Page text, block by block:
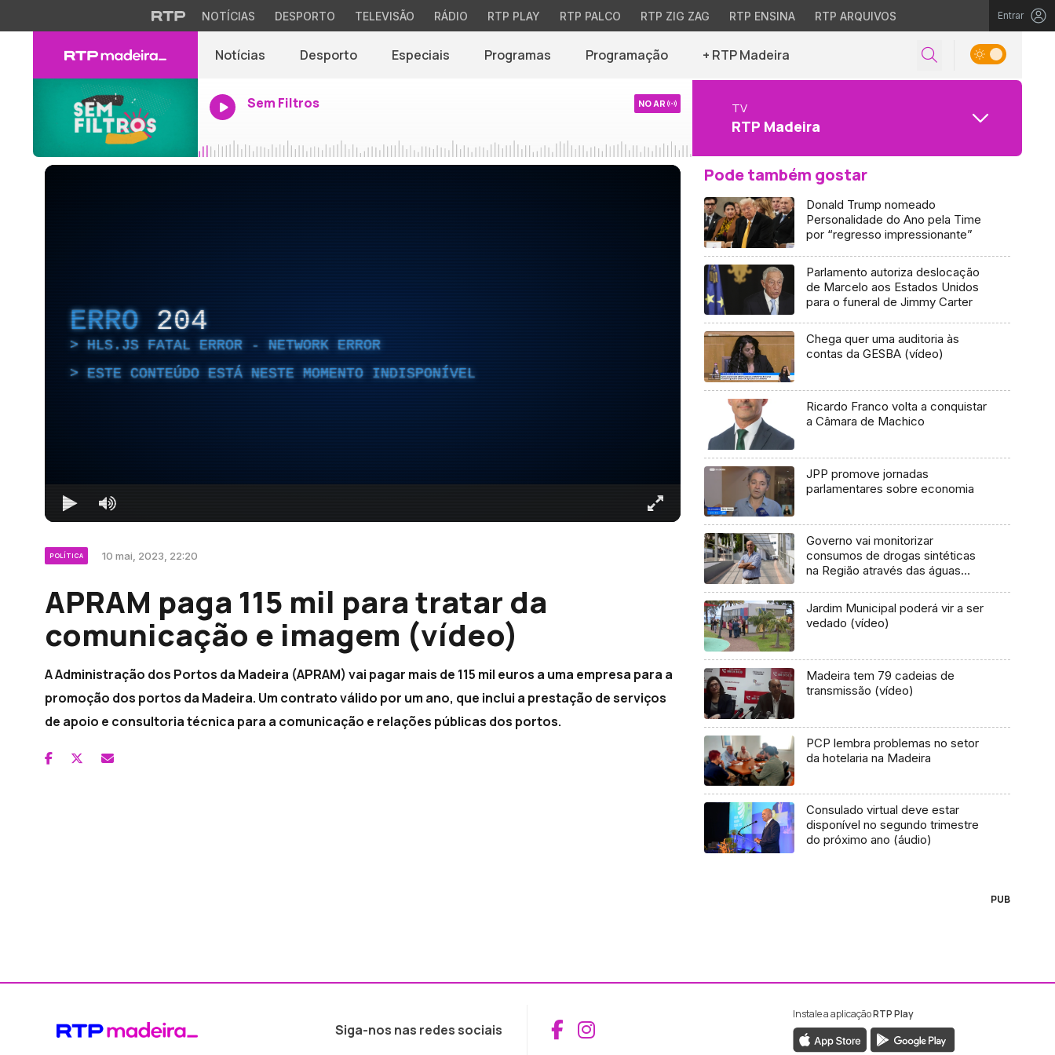
NOTÍCIAS DESPORTO TELEVISÃO RÁDIO RTP PLAY RTP PALCO RTP ZIG ZAG RTP ENSINA RTP ARQUIVOS Entrar
Notícias Desporto Especiais Programas Programação + RTP Madeira
Sem Filtros NO AR TV
RTP Madeira
ERRO 204
HLS.JS FATAL ERROR - NETWORK ERROR
ESTE CONTEÚDO ESTÁ NESTE MOMENTO INDISPONÍVEL
POLÍTICA 10 mai, 2023, 22:20
APRAM paga 115 mil para tratar da
comunicação e imagem (vídeo)
A Administração dos Portos da Madeira (APRAM) vai pagar mais de 115 mil euros a uma empresa para a
promoção dos portos da Madeira. Um contrato válido por um ano, que inclui a prestação de serviços
de apoio e consultoria técnica para a comunicação e relações públicas dos portos.
Pode também gostar
Donald Trump nomeado
Personalidade do Ano pela Time
por “regresso impressionante”
Parlamento autoriza deslocação
de Marcelo aos Estados Unidos
para o funeral de Jimmy Carter
Chega quer uma auditoria às
contas da GESBA (vídeo)
Ricardo Franco volta a conquistar
a Câmara de Machico
JPP promove jornadas
parlamentares sobre economia
Governo vai monitorizar
consumos de drogas sintéticas
na Região através das águas
Jardim Municipal poderá vir a ser
vedado (vídeo)
Madeira tem 79 cadeias de
transmissão (vídeo)
PCP lembra problemas no setor
da hotelaria na Madeira
Consulado virtual deve estar
disponível no segundo trimestre
do próximo ano (áudio)
PUB
Siga-nos nas redes sociais Aceder ao Facebook da RTP Madeira
Aceder ao Instagram da RTP Madeira
Instale a aplicaçãoRTP Play